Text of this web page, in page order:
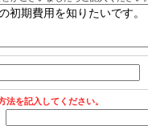
法を記入してください。